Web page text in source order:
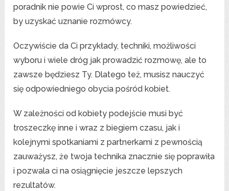
poradnik nie powie Ci wprost, co masz powiedzieć,
by uzyskać uznanie rozmówcy.
Oczywiście da Ci przykłady, techniki, możliwości
wyboru i wiele dróg jak prowadzić rozmowę, ale to
zawsze będziesz Ty. Dlatego też, musisz nauczyć
się odpowiedniego obycia pośród kobiet.
W zależności od kobiety podejście musi być
troszeczkę inne i wraz z biegiem czasu, jak i
kolejnymi spotkaniami z partnerkami z pewnością
zauważysz, że twoja technika znacznie się poprawiła
i pozwala ci na osiągnięcie jeszcze lepszych
rezultatów.